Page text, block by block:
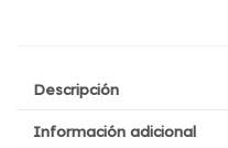
Descripción
Información adicional